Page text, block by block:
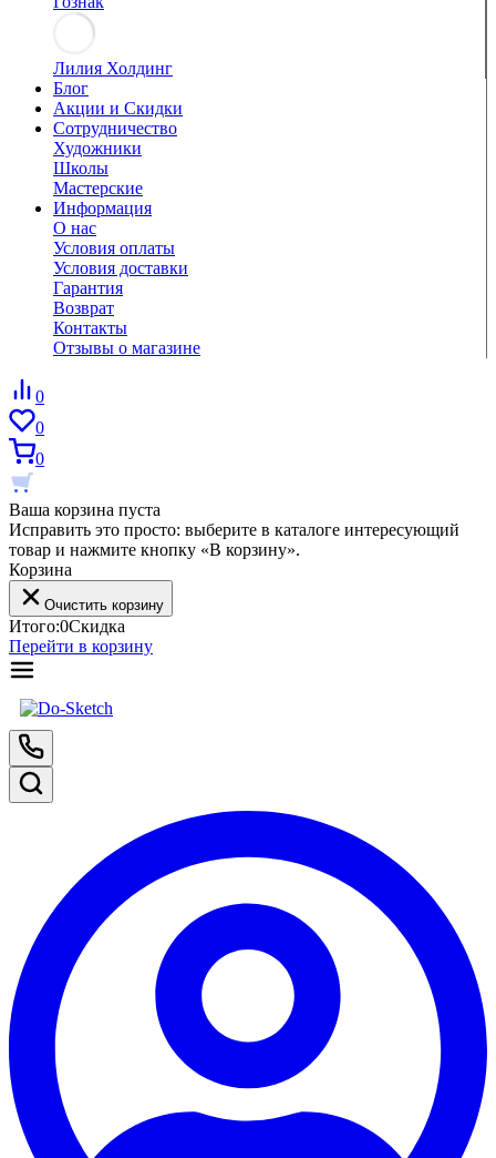
Лилия Холдинг
Блог
Акции и Скидки
Сотрудничество
Художники
Школы
Мастерские
Информация
О нас
Условия оплаты
Условия доставки
Гарантия
Возврат
Контакты
Отзывы о магазине
0
0
0
Ваша корзина пуста
Исправить это просто: выберите в каталоге интересующий
товар и нажмите кнопку «В корзину».
Корзина
Очистить корзину
Итого:0Скидка
Перейти в корзину